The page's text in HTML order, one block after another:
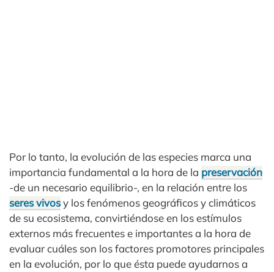
Por lo tanto, la evolución de las especies marca una
importancia fundamental a la hora de la preservación
-de un necesario equilibrio-, en la relación entre los
seres vivosy los fenómenos geográficos y climáticos
de su ecosistema, convirtiéndose en los estímulos
externos más frecuentes e importantes a la hora de
evaluar cuáles son los factores promotores principales
en la evolución, por lo que ésta puede ayudarnos a